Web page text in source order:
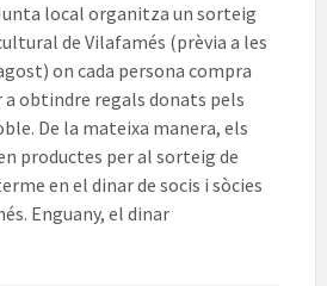
local organitza un sorteig
de Vilafamés (prèvia a les
on cada persona compra
obtindre regals donats pels
De la mateixa manera, els
productes per al sorteig de
en el dinar de socis i sòcies
Enguany, el dinar